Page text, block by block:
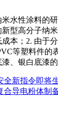
水性涂料的
型高分子纳
本；2. 由于
等塑料件
、银白底漆
全新指令即将
合导电粉体制